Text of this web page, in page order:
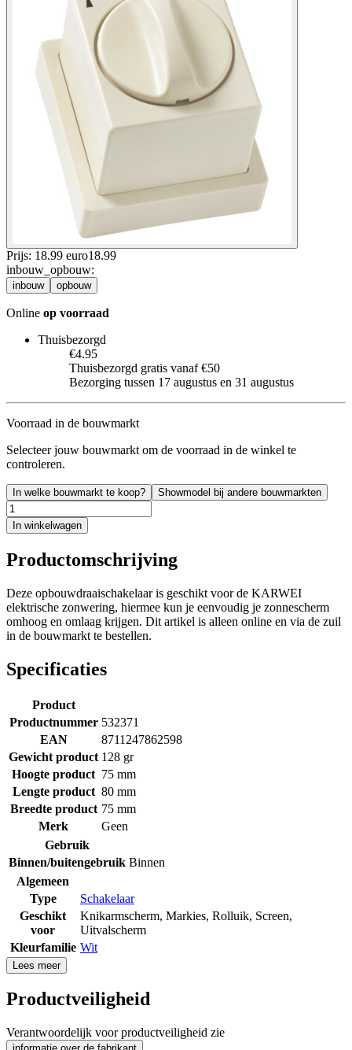
Prijs: 18.99 euro18.99
inbouw_opbouw:
inbouw opbouw
Online op voorraad
Thuisbezorgd
€4.95
Thuisbezorgd gratis vanaf €50
Bezorging tussen 17 augustus en 31 augustus
Voorraad in de bouwmarkt
Selecteer jouw bouwmarkt om de voorraad in de winkel te
controleren.
In welke bouwmarkt te koop? Showmodel bij andere bouwmarkten
In winkelwagen
Productomschrijving
Deze opbouwdraaischakelaar is geschikt voor de KARWEI
elektrische zonwering, hiermee kun je eenvoudig je zonnescherm
omhoog en omlaag krijgen. Dit artikel is alleen online en via de zuil
in de bouwmarkt te bestellen.
Specificaties
Product
Productnummer 532371
EAN
8711247862598
Gewicht product 128 gr
Hoogte product 75 mm
Lengte product 80 mm
Breedte product 75 mm
Merk
Geen
Gebruik
Binnen/buitengebruik Binnen
Algemeen
Type
Schakelaar
Geschikt
voor
Knikarmscherm, Markies, Rolluik, Screen,
Uitvalscherm
Kleurfamilie Wit
Lees meer
Productveiligheid
Verantwoordelijk voor productveiligheid zie